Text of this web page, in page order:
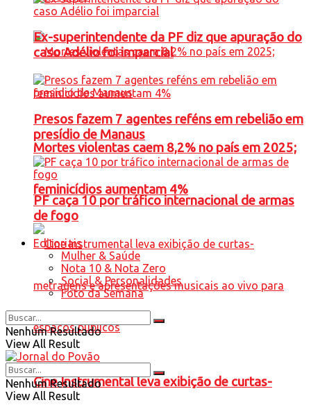
Mortes violentas caem 8,2% no país em 2025;
feminicídios aumentam 4%
Cine Instrumental leva exibição de curtas-
Ex-superintendente da PF diz que apuração do
caso Adélio foi imparcial
Presos fazem 7 agentes reféns em rebelião em
presídio de Manaus
PF caça 10 por tráfico internacional de armas
de fogo
Editoriais
Mulher & Saúde
Nota 10 & Nota Zero
Social & Personalidades
Foto da Semana
Nenhum Resultado
View All Result
Nenhum Resultado
View All Result